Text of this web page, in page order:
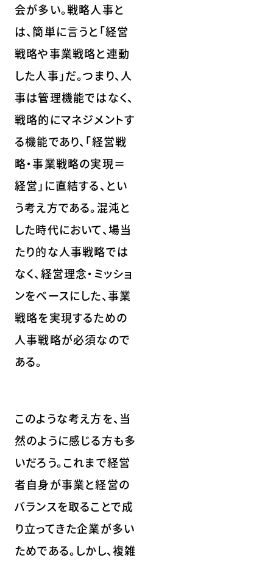
会が多い。戦略人事と
は、簡単に言うと「経営
戦略や事業戦略と連動
した人事」だ。つまり、人
事は管理機能ではなく、
戦略的にマネジメントす
る機能であり、「経営戦
略・事業戦略の実現＝
経営」に直結する、とい
う考え方である。混沌と
した時代において、場当
たり的な人事戦略では
なく、経営理念・ミッショ
ンをベースにした、事業
戦略を実現するための
人事戦略が必須なので
ある。
このような考え方を、当
然のように感じる方も多
いだろう。これまで経営
者自身が事業と経営の
バランスを取ることで成
り立ってきた企業が多い
ためである。しかし、複雑